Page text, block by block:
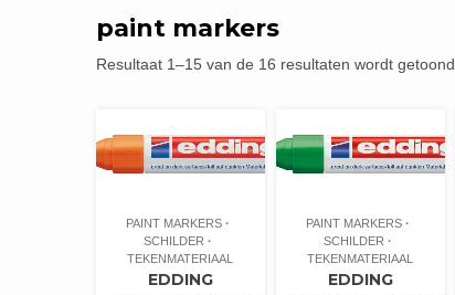
paint markers
Resultaat 1–15 van de 16 resultaten wordt getoond
PAINT MARKERS
SCHILDER
TEKENMATERIAAL
EDDING
PAINT MARKERS
SCHILDER
TEKENMATERIAAL
EDDING